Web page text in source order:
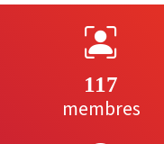
117
membres